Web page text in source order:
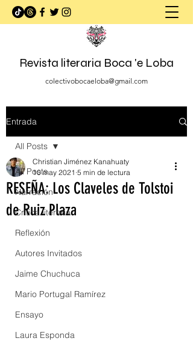
Revista literaria Boca 'e Loba
colectivobocaeloba@gmail.com
Entrada
All Posts
Narración
Crítica literaria
Reflexión
Autores Invitados
Jaime Chuchuca
Mario Portugal Ramírez
Ensayo
Laura Esponda
All Posts
RESEÑA: Los Claveles de Tolstoi
de Ruiz Plaza
Christian Jiménez Kanahuaty
10 may 2021 5 min de lectura